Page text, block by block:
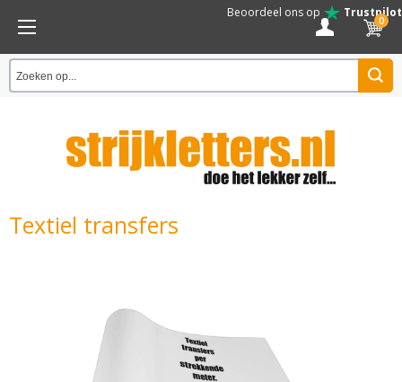
Beoordeel ons op Trustpilot
0
Textiel transfers